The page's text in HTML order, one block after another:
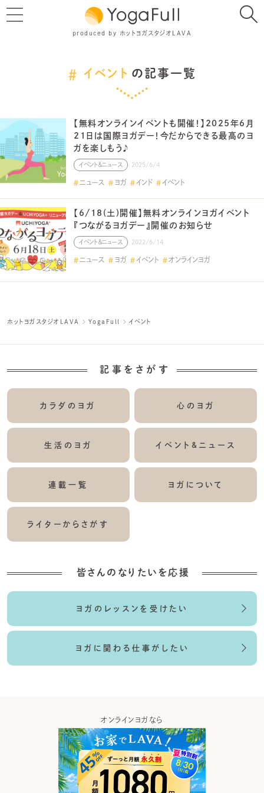
produced by ホットヨガスタジオLAVA
イベント の記事一覧
【無料オンラインイベントも開催！】2025年6月
21日は国際ヨガデー！今だからできる最高のヨ
ガを楽しもう♪
イベント＆ニュース 2025/6/4
ニュース ヨガ インド イベント
【6/18(土)開催】無料オンラインヨガイベント
『つながるヨガデー』開催のお知らせ
イベント＆ニュース 2022/6/14
ニュース ヨガ イベント オンラインヨガ
ホットヨガスタジオLAVA YogaFull イベント
記事をさがす
カラダのヨガ 心のヨガ
生活のヨガ イベント&ニュース
連載一覧 ヨガについて
ライターからさがす
皆さんのなりたいを応援
ヨガのレッスンを受けたい
ヨガに関わる仕事がしたい
オンラインヨガなら